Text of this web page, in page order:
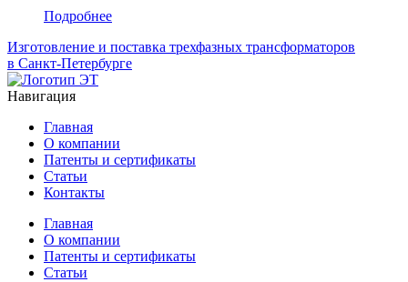
Подробнее
Изготовление и поставка трехфазных трансформаторов
в Санкт-Петербурге
Навигация
Главная
О компании
Патенты и сертификаты
Статьи
Контакты
Главная
О компании
Патенты и сертификаты
Статьи